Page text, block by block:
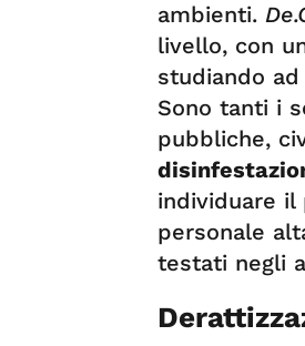
ambienti.
livello, con
studiando
Sono tanti i
pubbliche,
individuare il
personale
testati negli